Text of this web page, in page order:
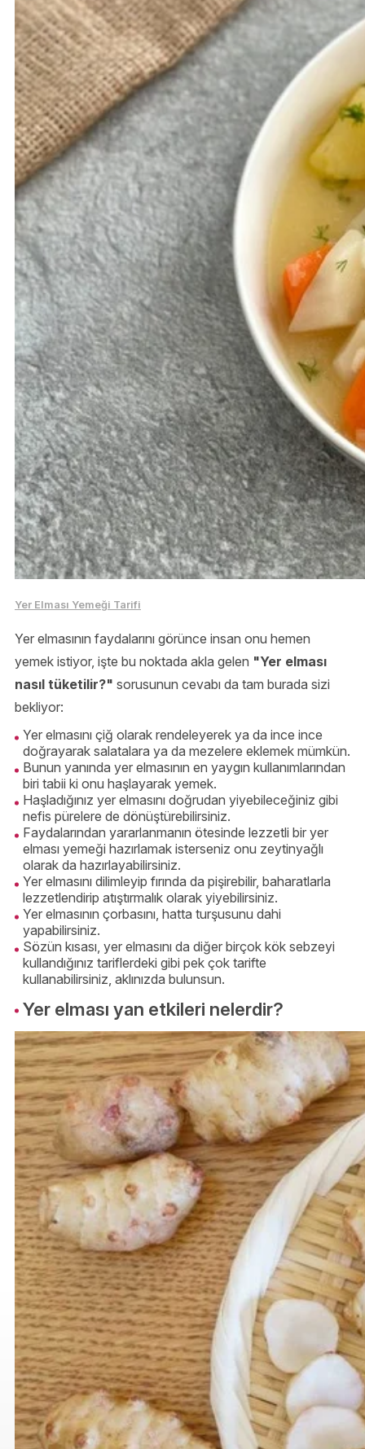
Yer Elması Yemeği Tarifi
Yer elmasının faydalarını görünce insan onu hemen
yemek istiyor, işte bu noktada akla gelen "Yer elması
nasıl tüketilir?" sorusunun cevabı da tam burada sizi
bekliyor:
Yer elmasını çiğ olarak rendeleyerek ya da ince ince
doğrayarak salatalara ya da mezelere eklemek mümkün.
Bunun yanında yer elmasının en yaygın kullanımlarından
biri tabii ki onu haşlayarak yemek.
Haşladığınız yer elmasını doğrudan yiyebileceğiniz gibi
nefis pürelere de dönüştürebilirsiniz.
Faydalarından yararlanmanın ötesinde lezzetli bir yer
elması yemeği hazırlamak isterseniz onu zeytinyağlı
olarak da hazırlayabilirsiniz.
Yer elmasını dilimleyip fırında da pişirebilir, baharatlarla
lezzetlendirip atıştırmalık olarak yiyebilirsiniz.
Yer elmasının çorbasını, hatta turşusunu dahi
yapabilirsiniz.
Sözün kısası, yer elmasını da diğer birçok kök sebzeyi
kullandığınız tariflerdeki gibi pek çok tarifte
kullanabilirsiniz, aklınızda bulunsun.
Yer elması yan etkileri nelerdir?